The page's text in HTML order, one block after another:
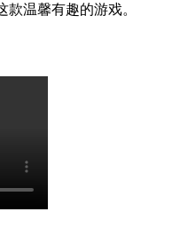
温馨有趣的游戏。